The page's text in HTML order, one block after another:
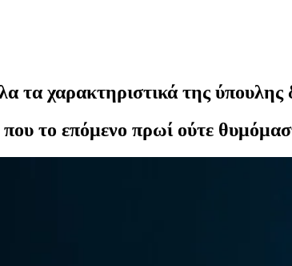
τα χαρακτηριστικά της ύπουλης
το επόμενο πρωί ούτε